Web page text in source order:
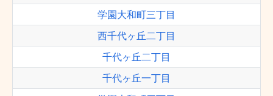
学園大和町三丁目
西千代ヶ丘二丁目
千代ヶ丘二丁目
千代ヶ丘一丁目